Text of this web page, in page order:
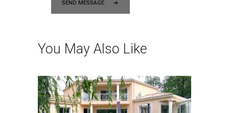
SEND MESSAGE
You May Also Like